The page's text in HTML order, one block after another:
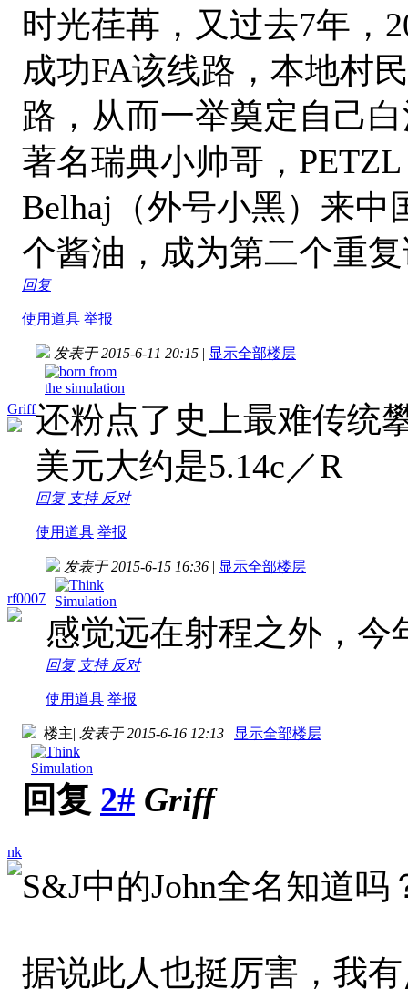
时光荏苒，又过去7年，
成功FA该线路，本地村
路，从而一举奠定自己
著名瑞典小帅哥，
Belhaj（外号小黑）来
个酱油，成为第二个重
回复
使用道具 举报
Griff
发表于 2015-6-11 20:15 | 显示全部楼层
还粉点了史上最难传统
美元大约是5.14c／R
回复 支持 反对
使用道具 举报
rf0007
发表于 2015-6-15 16:36 | 显示全部楼层
感觉远在射程之外，今
回复 支持 反对
使用道具 举报
nk
楼主| 发表于 2015-6-16 12:13 | 显示全部楼层
回复 2# Griff
S&J中的John全名知道吗
据说此人也挺厉害，我